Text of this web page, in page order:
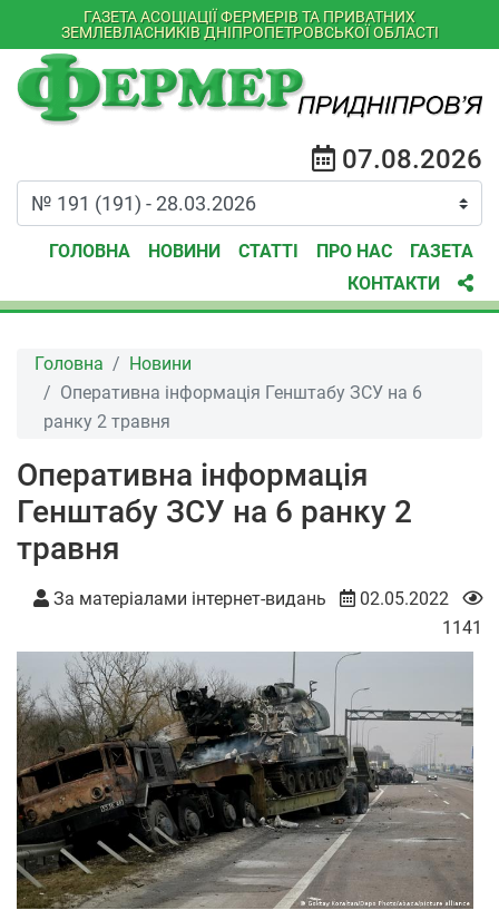
ГАЗЕТА АСОЦІАЦІЇ ФЕРМЕРІВ ТА ПРИВАТНИХ
ЗЕМЛЕВЛАСНИКІВ ДНІПРОПЕТРОВСЬКОЇ ОБЛАСТІ
07.08.2026
ГОЛОВНА НОВИНИ СТАТТІ ПРО НАС
ГАЗЕТА
КОНТАКТИ
Головна
Новини
Оперативна інформація Генштабу ЗСУ на 6
ранку 2 травня
Оперативна інформація
Генштабу ЗСУ на 6 ранку 2
травня
За матеріалами інтернет-видань
02.05.2022
1141